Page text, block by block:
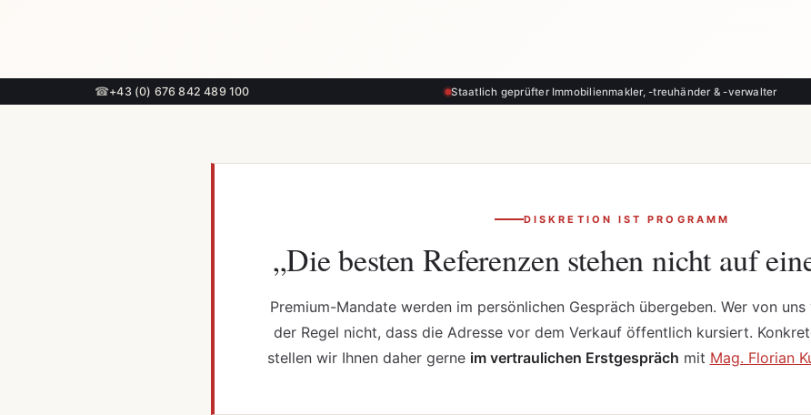
☎+43 (0) 676 842 489 100 Staatlich geprüfter Immobilienmakler, -treuhänder & -verwalter
DISKRETION IST PROGRAMM
„Die besten Referenzenstehen nicht auf
Premium-Mandate werden im persönlichen Gespräch übergeben. Wer von
der Regel nicht, dass die Adresse vor dem Verkauf öffentlich kursiert.
stellen wir Ihnen daher gerne im vertraulichen Erstgespräch mit Mag. Florian